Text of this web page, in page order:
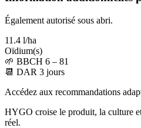
Également autorisé sous abri.
11.4 l/ha
Oïdium(s)
🌱 BBCH 6 – 81
📆 DAR 3 jours
Accédez aux recommandations
HYGO croise le produit, la culture
réel.